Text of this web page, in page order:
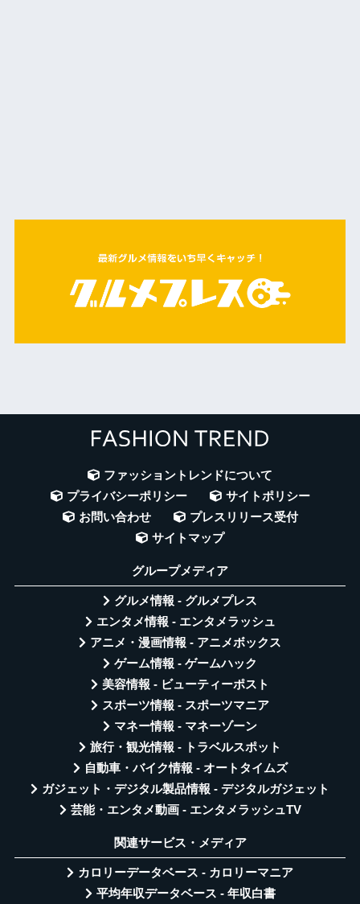
ファッショントレンドについて
プライバシーポリシー
サイトポリシー
お問い合わせ
プレスリリース受付
サイトマップ
グループメディア
グルメ情報 - グルメプレス
エンタメ情報 - エンタメラッシュ
アニメ・漫画情報 - アニメボックス
ゲーム情報 - ゲームハック
美容情報 - ビューティーポスト
スポーツ情報 - スポーツマニア
マネー情報 - マネーゾーン
旅行・観光情報 - トラベルスポット
自動車・バイク情報 - オートタイムズ
ガジェット・デジタル製品情報 - デジタルガジェット
芸能・エンタメ動画 - エンタメラッシュTV
関連サービス・メディア
カロリーデータベース - カロリーマニア
平均年収データベース - 年収白書